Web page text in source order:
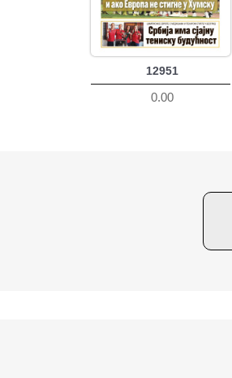
12951
0.00